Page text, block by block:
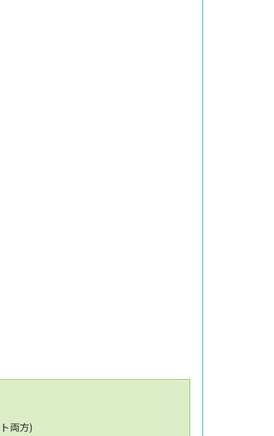
両方)